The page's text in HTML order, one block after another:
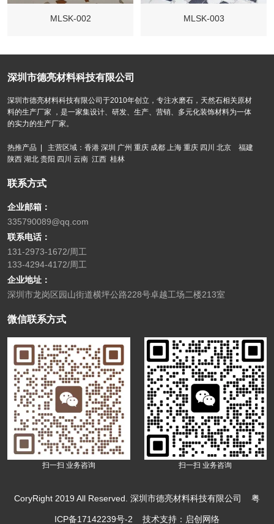
MLSK-002 MLSK-003
深圳市德亮材料科技有限公司
深圳市德亮材料科技有限公司于2010年创立，专注水磨石，天然石相关原材
料的生产厂家 ，是一家集设计、研发、生产、营销、多元化装饰材料为一体
的实力的生产厂家。
热推产品 | 主营区域：香港 深圳 广州 重庆 成都 上海 重庆 四川 北京 福建
陕西 湖北 贵阳 四川 云南 江西 桂林
联系方式
企业邮箱：
335790089@qq.com
联系电话：
131-2973-1672/周工
133-4294-4172/周工
企业地址：
深圳市龙岗区园山街道横坪公路228号卓越工场二楼213室
微信联系方式
扫一扫 业务咨询 扫一扫 业务咨询
CoryRight 2019 All Reserved. 深圳市德亮材料科技有限公司 粤
ICP备17142239号-2 技术支持：启创网络